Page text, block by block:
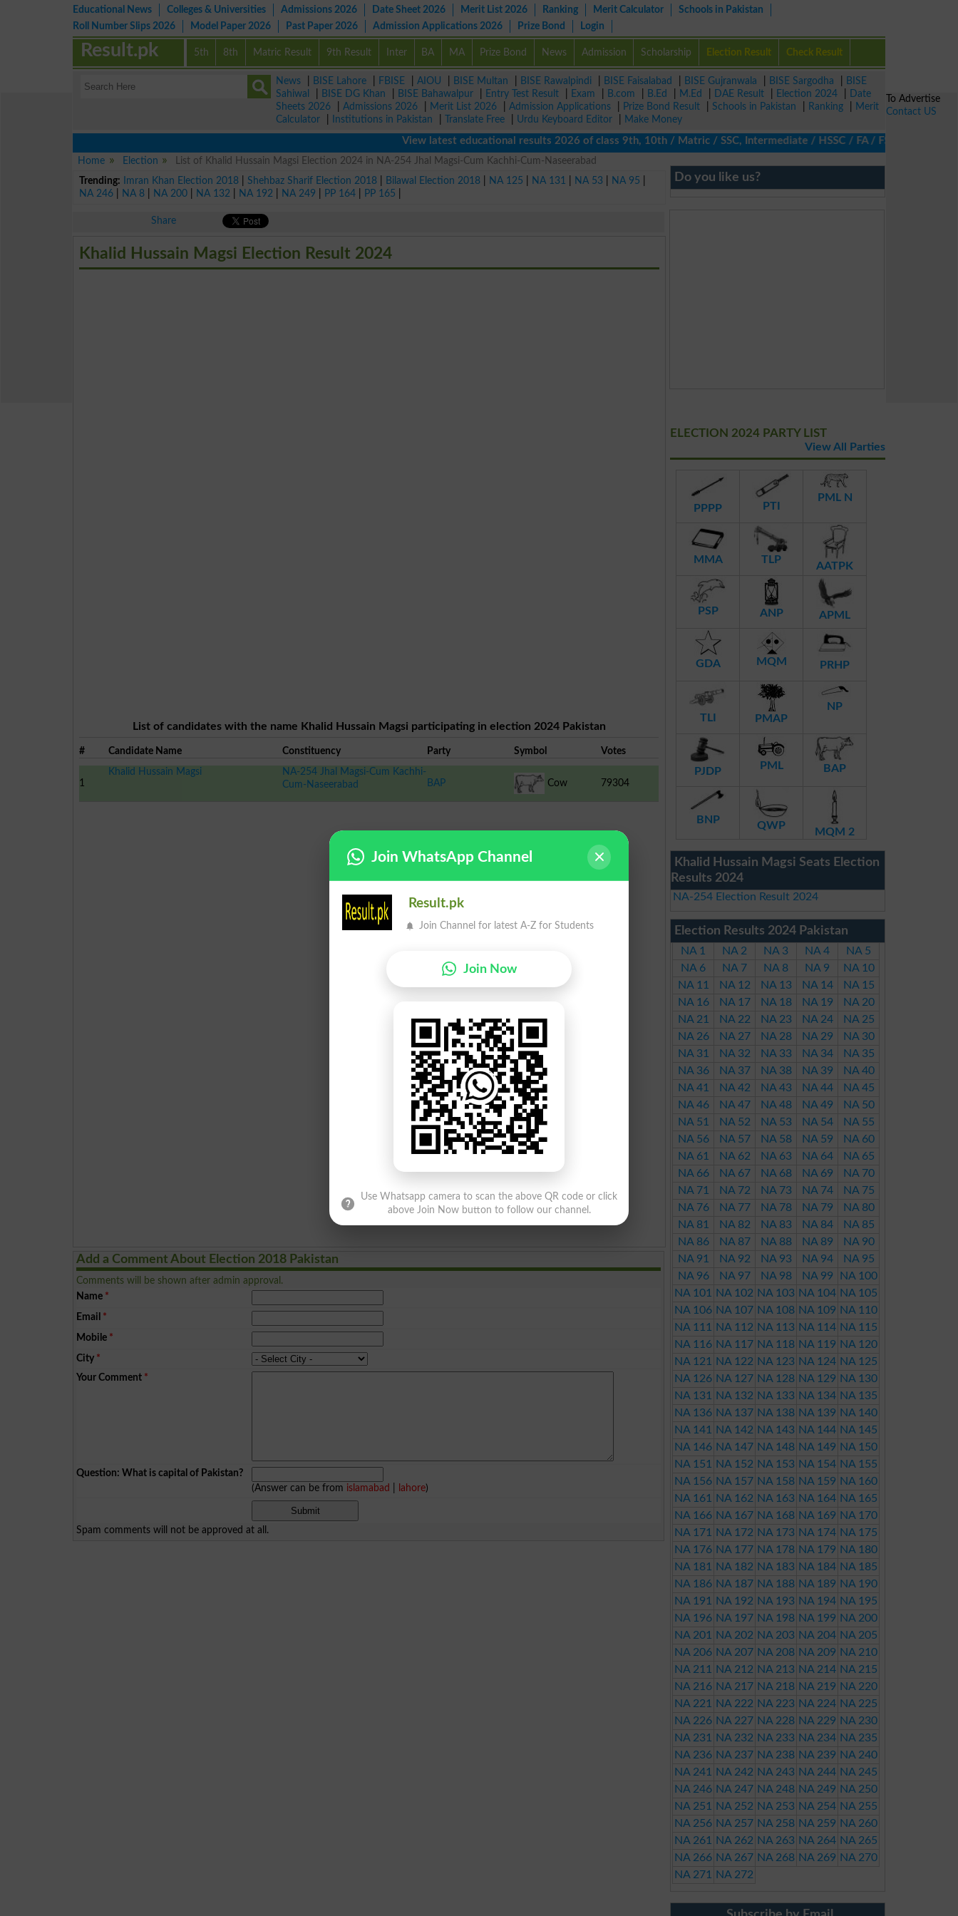
Educational News Colleges & Universities Admissions 2026 Date Sheet 2026 Merit List 2026 Ranking Merit Calculator
Schools in Pakistan
Roll Number Slips 2026
Model Paper 2026 Past Paper 2026 Admission Applications 2026 Prize Bond Login
5th 8th Matric Result 9th Result Inter BA MA Prize Bond News Admission Scholarship Election Result Check Result
Result.pk
News BISE Lahore FBISE AIOU BISE Multan BISE Rawalpindi BISE Faisalabad BISE Gujranwala BISE Sargodha
BISE
Sahiwal
BISE DG Khan BISE Bahawalpur Entry Test Result Exam B.com B.Ed M.Ed DAE Result Election 2024
Date
Sheets 2026
Admissions 2026 Merit List 2026 Admission Applications Prize Bond Result Schools in Pakistan Ranking
Merit
Calculator
Institutions in Pakistan Translate Free Urdu Keyboard Editor
Make Money
View latest educational results 2026 of class 9th, 10th / Matric / SSC, Intermediate / HSSC / FA / FSc / Inter, 5th /
Home
Election
List of Khalid Hussain Magsi Election 2024 in NA-254 Jhal Magsi-Cum Kachhi-Cum-Naseerabad
Trending:
Imran Khan Election 2018 |Shehbaz Sharif Election 2018 Bilawal Election 2018 NA 125 NA 131 NA 53 NA 95
NA 246
NA 8 NA 200 NA 132 NA 192 NA 249 PP 164 PP 165
Share
Khalid Hussain Magsi Election Result 2024
List of candidates with the name Khalid Hussain Magsi participating in election 2024 Pakistan
# Candidate Name Constituency Party Symbol Votes
1
Khalid Hussain Magsi
NA-254 Jhal Magsi-Cum Kachhi-
Cum-Naseerabad
BAP Cow 79304
Add a Comment About Election 2018 Pakistan
Comments will be shown after admin approval.
Name *
Email *
Mobile *
City *
Your Comment *
Question: What is capital of Pakistan?
(Answer can be from islamabad lahore)
Spam comments will not be approved at all.
Do you like us?
ELECTION 2024 PARTY LIST
View All Parties
PPPP PTI
PML N
MMA TLP
AATPK
PSP ANP APML
GDA MQM PRHP
TLI PMAP
NP
PJDP PML BAP
BNP QWP
MQM 2
Khalid Hussain Magsi Seats Election
Results 2024
NA-254 Election Result 2024
Election Results 2024 Pakistan
NA 1 NA 2 NA 3 NA 4
NA 5
NA 6
NA 7 NA 8 NA 9
NA 10
NA 11
NA 12 NA 13 NA 14
NA 15
NA 16
NA 17 NA 18 NA 19
NA 20
NA 21
NA 22 NA 23 NA 24
NA 25
NA 26
NA 27 NA 28 NA 29
NA 30
NA 31
NA 32 NA 33 NA 34
NA 35
NA 36
NA 37 NA 38 NA 39
NA 40
NA 41
NA 42 NA 43 NA 44
NA 45
NA 46
NA 47 NA 48 NA 49
NA 50
NA 51
NA 52 NA 53 NA 54
NA 55
NA 56
NA 57 NA 58 NA 59
NA 60
NA 61
NA 62 NA 63 NA 64
NA 65
NA 66
NA 67 NA 68 NA 69
NA 70
NA 71
NA 72 NA 73 NA 74
NA 75
NA 76
NA 77 NA 78 NA 79
NA 80
NA 81
NA 82 NA 83 NA 84
NA 85
NA 86
NA 87 NA 88 NA 89
NA 90
NA 91
NA 92 NA 93 NA 94
NA 95
NA 96
NA 97 NA 98 NA 99
NA 100
NA 101
NA 102 NA 103 NA 104 NA 105
NA 106 NA 107 NA 108 NA 109 NA 110
NA 111
NA 112 NA 113 NA 114 NA 115
NA 116 NA 117 NA 118 NA 119 NA 120
NA 121
NA 122 NA 123 NA 124 NA 125
NA 126 NA 127 NA 128 NA 129 NA 130
NA 131
NA 132 NA 133 NA 134 NA 135
NA 136 NA 137 NA 138 NA 139 NA 140
NA 141
NA 142 NA 143 NA 144 NA 145
NA 146 NA 147 NA 148 NA 149 NA 150
NA 151
NA 152 NA 153 NA 154 NA 155
NA 156 NA 157 NA 158 NA 159 NA 160
NA 161
NA 162 NA 163 NA 164 NA 165
NA 166 NA 167 NA 168 NA 169 NA 170
NA 171
NA 172 NA 173 NA 174 NA 175
NA 176 NA 177 NA 178 NA 179 NA 180
NA 181
NA 182 NA 183 NA 184 NA 185
NA 186 NA 187 NA 188 NA 189 NA 190
NA 191
NA 192 NA 193 NA 194 NA 195
NA 196 NA 197 NA 198 NA 199 NA 200
NA 201
NA 202 NA 203 NA 204 NA 205
NA 206 NA 207 NA 208 NA 209 NA 210
NA 211
NA 212 NA 213 NA 214 NA 215
NA 216 NA 217 NA 218 NA 219 NA 220
NA 221
NA 222 NA 223 NA 224 NA 225
NA 226 NA 227 NA 228 NA 229 NA 230
NA 231
NA 232 NA 233 NA 234 NA 235
NA 236 NA 237 NA 238 NA 239 NA 240
NA 241
NA 242 NA 243 NA 244 NA 245
NA 246 NA 247 NA 248 NA 249 NA 250
NA 251
NA 252 NA 253 NA 254 NA 255
NA 256 NA 257 NA 258 NA 259 NA 260
NA 261
NA 262 NA 263 NA 264 NA 265
NA 266 NA 267 NA 268 NA 269 NA 270
NA 271
NA 272
To Advertise
Contact US
Join WhatsApp Channel
Result.pk
Join Channel for latest A-Z for Students
Join Now
Use Whatsapp camera to scan the above QR code or click
above Join Now button to follow our channel.